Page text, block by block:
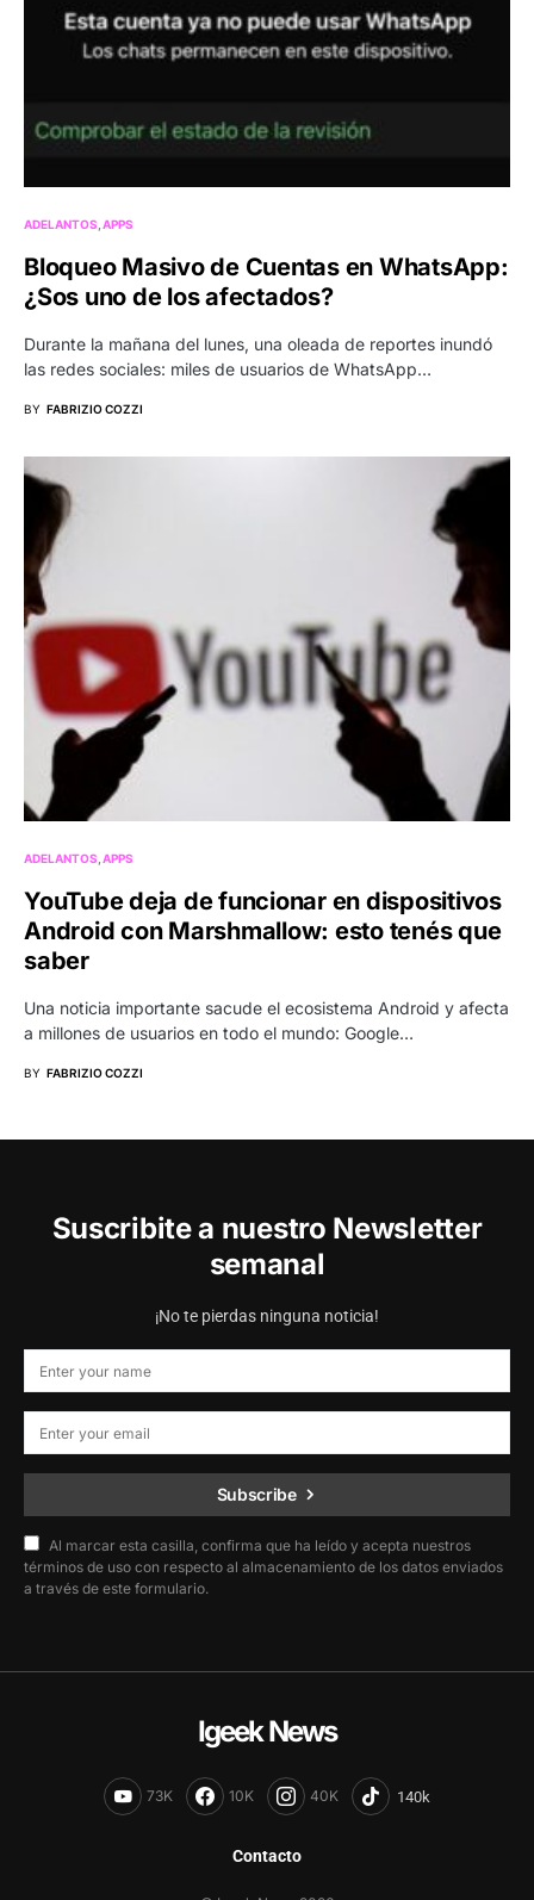
ADELANTOS APPS
Bloqueo Masivo de Cuentas en WhatsApp:
¿Sos uno de los afectados?
Durante la mañana del lunes, una oleada de reportes inundó
las redes sociales: miles de usuarios de WhatsApp…
BY FABRIZIO COZZI
ADELANTOS APPS
YouTube deja de funcionar en dispositivos
Android con Marshmallow: esto tenés que
saber
Una noticia importante sacude el ecosistema Android y afecta
a millones de usuarios en todo el mundo: Google…
BY FABRIZIO COZZI
Suscribite a nuestro Newsletter
semanal
¡No te pierdas ninguna noticia!
Subscribe
Al marcar esta casilla, confirma que ha leído y acepta nuestros
términos de uso con respecto al almacenamiento de los datos enviados
a través de este formulario.
Igeek News
73K 10K 40K
Contacto